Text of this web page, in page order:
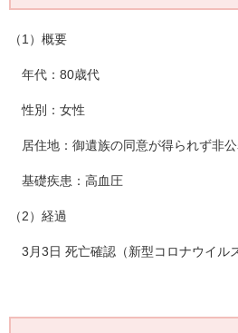
（1）概要
年代：80歳代
性別：女性
居住地：御遺族の同意が得られず非
基礎疾患：高血圧
（2）経過
3月3日 死亡確認（新型コロナウイル